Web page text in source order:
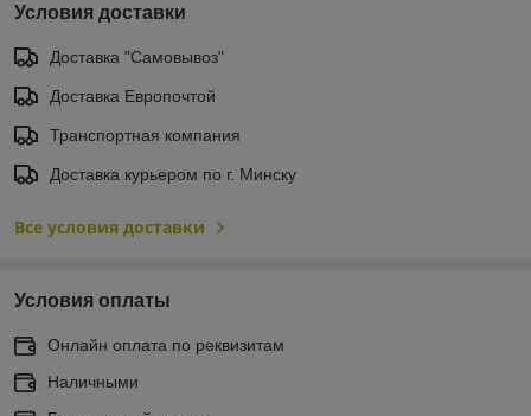
Условия доставки
Доставка "Самовывоз"
Доставка Европочтой
Транспортная компания
Доставка курьером по г. Минску
Все условия доставки
Условия оплаты
Онлайн оплата по реквизитам
Наличными